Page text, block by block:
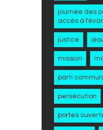
journée des
accès à
justice
mission
parti
persécution
portes